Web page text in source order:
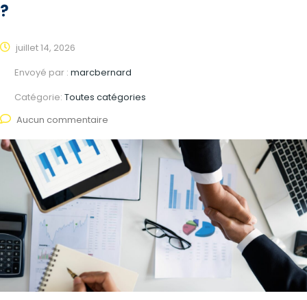
?
juillet 14, 2026
Envoyé par : marcbernard
Catégorie: Toutes catégories
Aucun commentaire